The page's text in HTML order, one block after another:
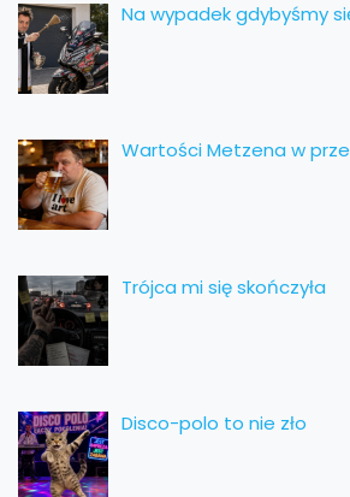
Na wypadek gdybyśmy
Wartości Metzena w
Trójca mi się skończyła
Disco-polo to nie zło